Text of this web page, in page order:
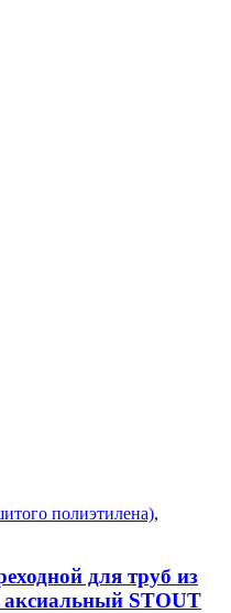
полиэтилена),
для труб из
аксиальный STOUT